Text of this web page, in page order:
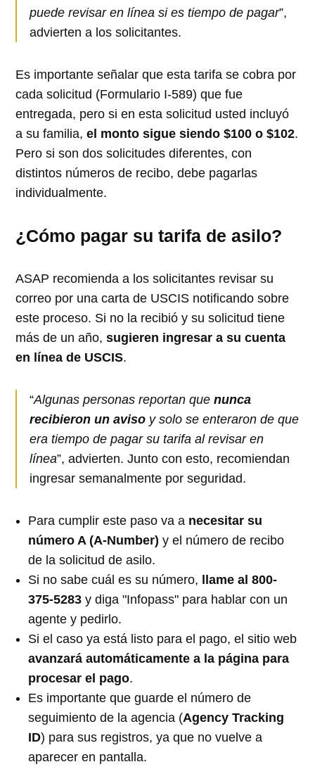
puede revisar en línea si es tiempo de pagar”,
advierten a los solicitantes.
Es importante señalar que esta tarifa se cobra por
cada solicitud (Formulario I-589) que fue
entregada, pero si en esta solicitud usted incluyó
a su familia,el monto sigue siendo $100 o $102.
Pero si son dos solicitudes diferentes, con
distintos números de recibo, debe pagarlas
individualmente.
¿Cómo pagar su tarifa de asilo?
ASAP recomienda a los solicitantes revisar su
correo por una carta de USCIS notificando sobre
este proceso. Si no la recibió y su solicitud tiene
más de un año,sugieren ingresar a su cuenta
en línea de USCIS.
“Algunas personas reportan quenunca
recibieron un aviso y solo se enteraron de que
era tiempo de pagar su tarifa al revisar en
línea”, advierten. Junto con esto, recomiendan
ingresar semanalmente por seguridad.
Para cumplir este paso va a necesitar su
número A (A-Number) y el número de recibo
de la solicitud de asilo.
Si no sabe cuál es su número,
llame al 800-
375-5283 y diga "Infopass" para hablar con un
agente y pedirlo.
Si el caso ya está listo para el pago, el sitio web
avanzará automáticamente a la página para
procesar el pago.
Es importante que guarde el número de
seguimiento de la agencia (Agency Tracking
ID) para sus registros, ya que no vuelve a
aparecer en pantalla.